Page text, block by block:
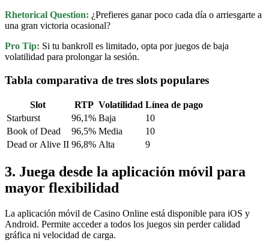
Rhetorical Question: ¿Prefieres ganar poco cada día o arriesgarte a
una gran victoria ocasional?
Pro Tip: Si tu bankroll es limitado, opta por juegos de baja
volatilidad para prolongar la sesión.
Tabla comparativa de tres slots populares
Slot RTP Volatilidad Línea de pago
Starburst
96,1% Baja
10
Book of Dead
96,5% Media
10
Dead or Alive II 96,8% Alta 9
3. Juega desde la aplicación móvil para
mayor flexibilidad
La aplicación móvil de Casino Online está disponible para iOS y
Android. Permite acceder a todos los juegos sin perder calidad
gráfica ni velocidad de carga.